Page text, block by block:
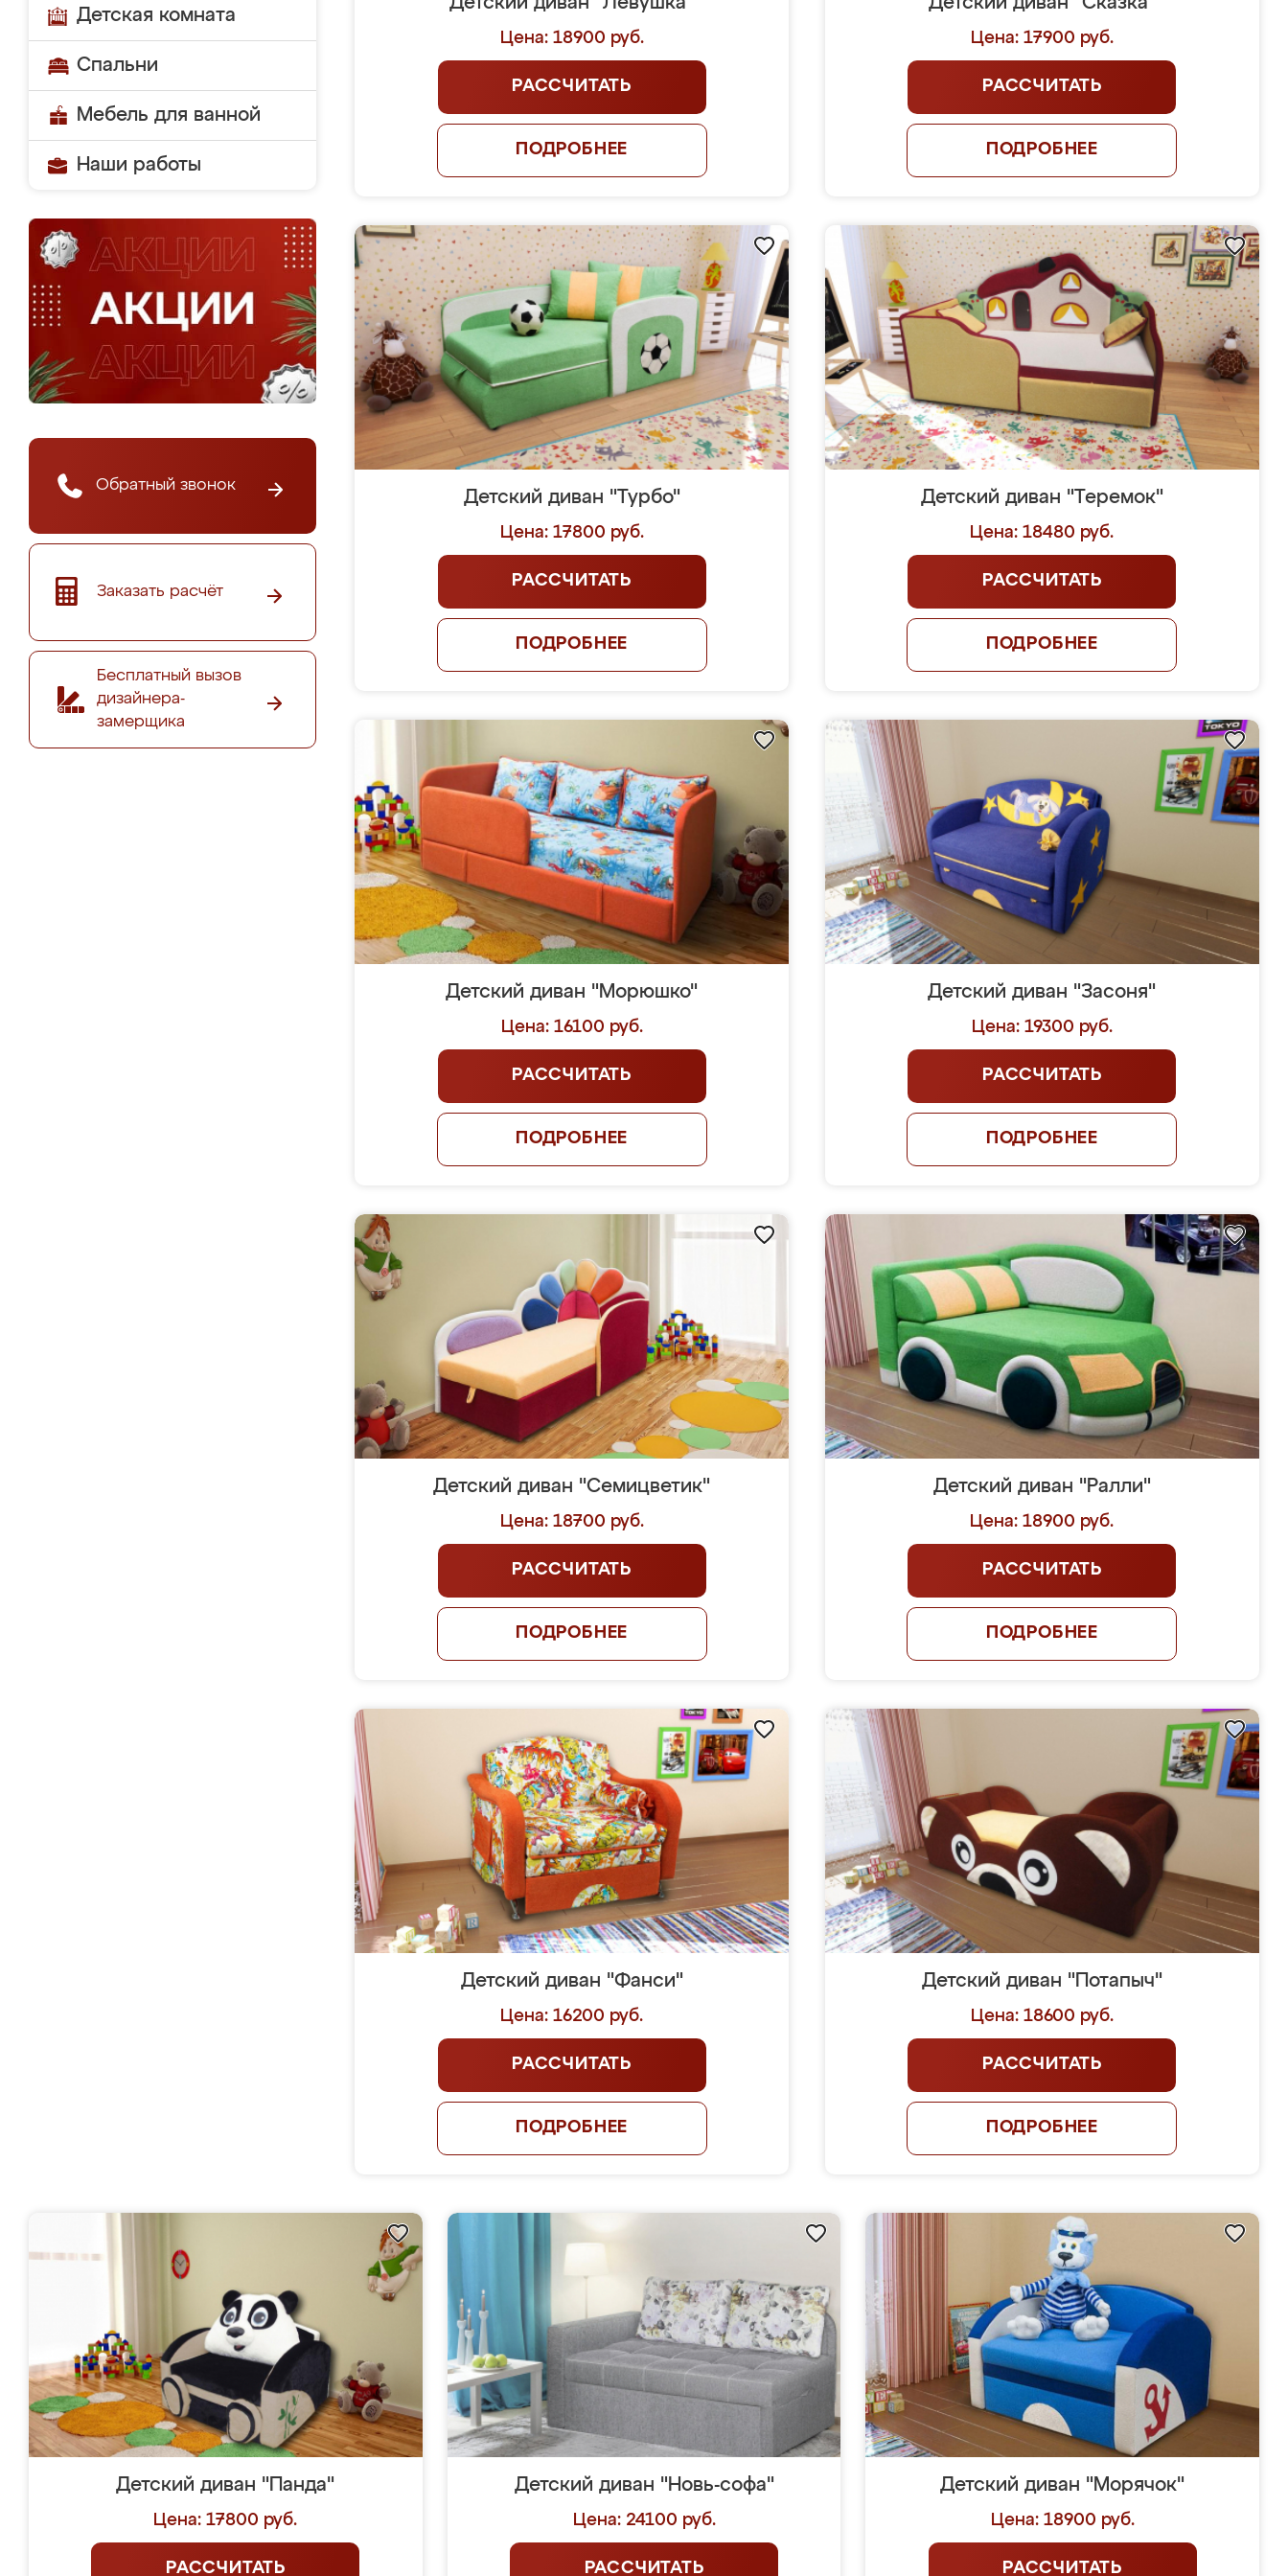
Детская комната
Спальни
Мебель для ванной
Наши работы
Обратный звонок
Заказать расчёт
Бесплатный вызов
дизайнера-
замерщика
Цена: 18900 руб.
РАССЧИТАТЬ
ПОДРОБНЕЕ
Цена: 17900 руб.
РАССЧИТАТЬ
ПОДРОБНЕЕ
Детский диван "Турбо"
Цена: 17800 руб.
РАССЧИТАТЬ
ПОДРОБНЕЕ
Детский диван "Теремок"
Цена: 18480 руб.
РАССЧИТАТЬ
ПОДРОБНЕЕ
Детский диван "Морюшко"
Цена: 16100 руб.
РАССЧИТАТЬ
ПОДРОБНЕЕ
Детский диван "Засоня"
Цена: 19300 руб.
РАССЧИТАТЬ
ПОДРОБНЕЕ
Детский диван "Семицветик"
Цена: 18700 руб.
РАССЧИТАТЬ
ПОДРОБНЕЕ
Детский диван "Ралли"
Цена: 18900 руб.
РАССЧИТАТЬ
ПОДРОБНЕЕ
Детский диван "Фанси"
Цена: 16200 руб.
РАССЧИТАТЬ
ПОДРОБНЕЕ
Детский диван "Потапыч"
Цена: 18600 руб.
РАССЧИТАТЬ
ПОДРОБНЕЕ
Детский диван "Панда"
Цена: 17800 руб.
РАССЧИТАТЬ
Детский диван "Новь-софа"
Цена: 24100 руб.
РАССЧИТАТЬ
Детский диван "Морячок"
Цена: 18900 руб.
РАССЧИТАТЬ